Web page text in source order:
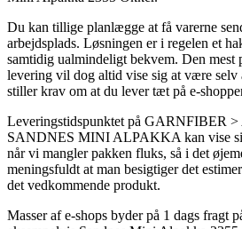
Du kan tillige planlægge at få varerne
arbejdsplads. Løsningen er i regelen et
samtidig ualmindeligt bekvem. Den mest
levering vil dog altid vise sig at være selv
stiller krav om at du lever tæt på e-
Leveringstidspunktet på GARNFIBER
SANDNES MINI ALPAKKA kan vise
når vi mangler pakken fluks, så i det
meningsfuldt at man besigtiger det
det vedkommende produkt.
Masser af e-shops byder på 1 dags fragt